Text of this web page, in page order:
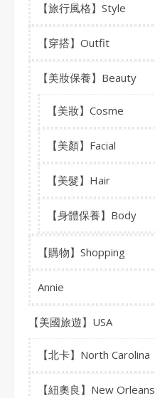
【旅行風格】Style
【穿搭】Outfit
【美妝保養】Beauty
【美妝】Cosme
【美顏】Facial
【美髮】Hair
【身體保養】Body
【購物】Shopping
Annie
【美國旅遊】USA
【北卡】North Carolina
【紐奧良】New Orleans